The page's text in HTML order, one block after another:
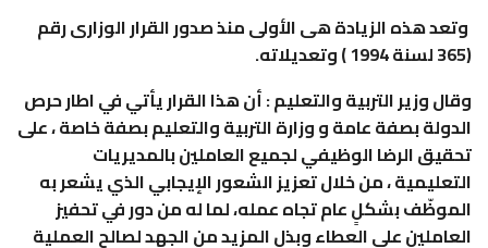
وتعد هذه الزيادة هى الأولى منذ صدور القرار الوزارى رقم
(365 لسنة 1994 ) وتعديلاته.
وقال وزير التربية والتعليم : أن هذا القرار يأتي في اطار حرص
الدولة بصفة عامة و وزارة التربية والتعليم بصفة خاصة ، على
تحقيق الرضا الوظيفي لجميع العاملين بالمديريات
التعليمية ، من خلال تعزيز الشعور الإيجابي الذي يشعر به
الموظّف بشكلٍ عام تجاه عمله، لما له من دور في تحفيز
العاملين على العطاء وبذل المزيد من الجهد لصالح العملية